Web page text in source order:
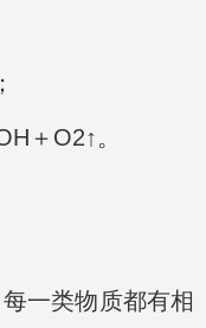
＋O2↑。
一类物质都有相